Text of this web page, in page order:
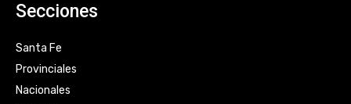
Secciones
Santa Fe
Provinciales
Nacionales